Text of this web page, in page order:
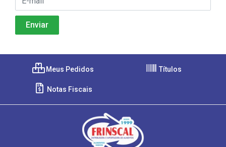
Meus Pedidos Títulos
Notas Fiscais